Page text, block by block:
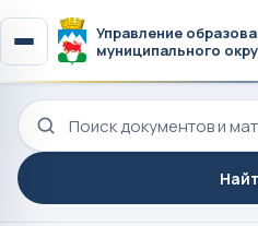
Управление
муниципального
Поиск по сайту